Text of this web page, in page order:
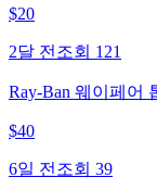
$20
2달 전 조회 121
Ray-Ban 웨이페어
$40
6일 전 조회 39